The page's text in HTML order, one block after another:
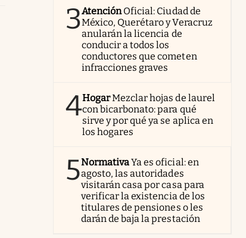
3AtenciónOficial: Ciudad de
México, Querétaro y Veracruz
anularán la licencia de
conducir a todos los
conductores que cometen
infracciones graves
4HogarMezclar hojas de laurel
con bicarbonato: para qué
sirve y por qué ya se aplica en
los hogares
5NormativaYa es oficial: en
agosto, las autoridades
visitarán casa por casa para
verificar la existencia de los
titulares de pensiones o les
darán de baja la prestación